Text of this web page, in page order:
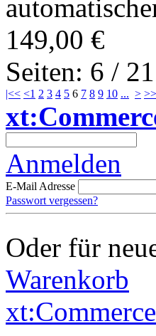
149,00 €
Seiten: 6 / 21
|<< <1 2 3 4 5 6 7 8 9 10 ... >
Anmelden
E-Mail Adresse
Passwort vergessen?
Oder für
Warenkorb